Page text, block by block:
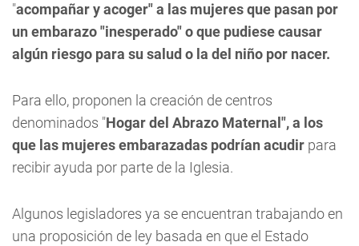
"acompañar y acoger" a las mujeres que pasan por
un embarazo "inesperado" o que pudiese causar
algún riesgo para su salud o la del niño por nacer.
Para ello, proponen la creación de centros
denominados "Hogar del Abrazo Maternal", a los
que las mujeres embarazadas podrían acudir para
recibir ayuda por parte de la Iglesia.
Algunos legisladores ya se encuentran trabajando en
una proposición de ley basada en que el Estado